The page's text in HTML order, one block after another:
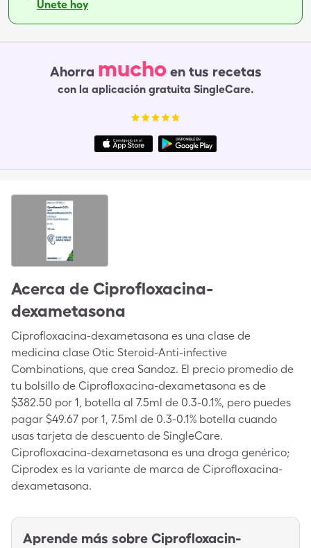
Únete hoy
Ahorra mucho en tus recetas
con la aplicación gratuita SingleCare.
Acerca de Ciprofloxacina-
dexametasona
Ciprofloxacina-dexametasona es una clase de
medicina clase Otic Steroid-Anti-infective
Combinations, que crea Sandoz. El precio promedio de
tu bolsillo de Ciprofloxacina-dexametasona es de
$382.50 por 1, botella al 7.5ml de 0.3-0.1%, pero puedes
pagar $49.67 por 1, 7.5ml de 0.3-0.1% botella cuando
usas tarjeta de descuento de SingleCare.
Ciprofloxacina-dexametasona es una droga genérico;
Ciprodex es la variante de marca de Ciprofloxacina-
dexametasona.
Aprende más sobre Ciprofloxacin-